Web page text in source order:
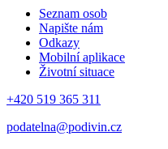
Seznam osob
Napište nám
Odkazy
Mobilní aplikace
Životní situace
+420 519 365 311
podatelna@podivin.cz